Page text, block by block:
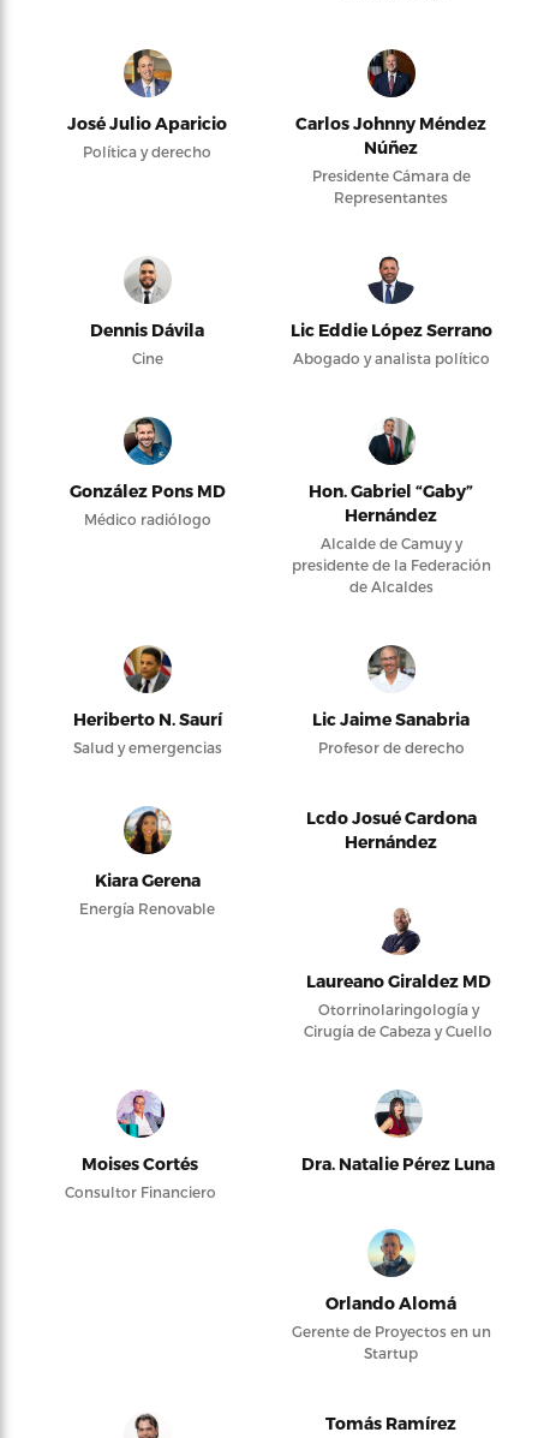
José Julio Aparicio
Política y derecho
Carlos Johnny Méndez
Núñez
Presidente Cámara de
Representantes
Dennis Dávila
Cine
Lic Eddie López Serrano
Abogado y analista político
González Pons MD
Médico radiólogo
Hon. Gabriel “Gaby”
Hernández
Alcalde de Camuy y
presidente de la Federación
de Alcaldes
Heriberto N. Saurí
Salud y emergencias
Lic Jaime Sanabria
Profesor de derecho
Kiara Gerena
Energía Renovable
Lcdo Josué Cardona
Hernández
Laureano Giraldez MD
Otorrinolaringología y
Cirugía de Cabeza y Cuello
Moises Cortés
Consultor Financiero
Dra. Natalie Pérez Luna
Orlando Alomá
Gerente de Proyectos en un
Startup
Tomás Ramírez